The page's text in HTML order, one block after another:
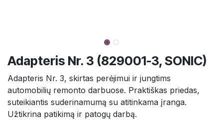
Adapteris Nr. 3 (829001-3, SONIC)
Adapteris Nr. 3, skirtas perėjimui ir jungtims
automobilių remonto darbuose. Praktiškas priedas,
suteikiantis suderinamumą su atitinkama įranga.
Užtikrina patikimą ir patogų darbą.